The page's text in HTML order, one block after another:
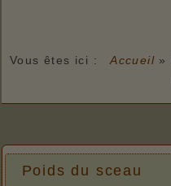
Vous êtes ici : Accueil »
Poids du sceau